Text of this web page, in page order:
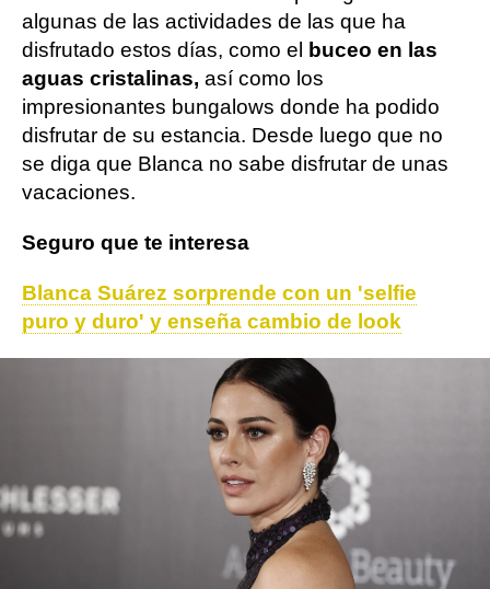
algunas de las actividades de las que ha
disfrutado estos días, como el
buceo en las
aguas cristalinas, así como los
impresionantes bungalows donde ha podido
disfrutar de su estancia. Desde luego que no
se diga que Blanca no sabe disfrutar de unas
vacaciones.
Seguro que te interesa
Blanca Suárez sorprende con un 'selfie
puro y duro' y enseña cambio de look
Instagram